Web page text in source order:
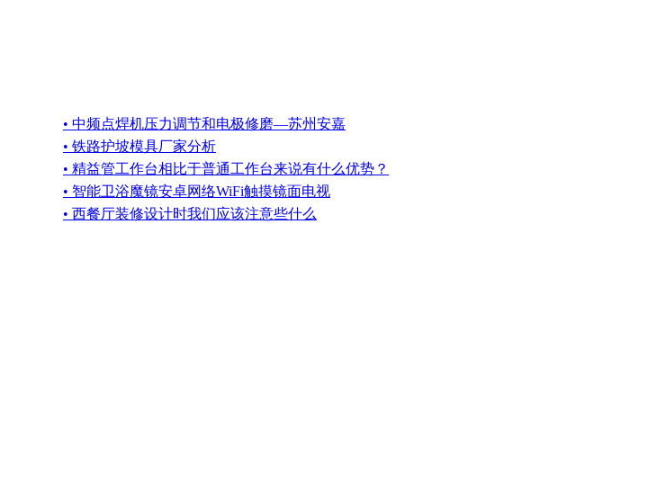
• 中频点焊机压力调节和电极修磨—苏州安嘉
• 铁路护坡模具厂家分析
• 精益管工作台相比于普通工作台来说有什么优势？
• 智能卫浴魔镜安卓网络WiFi触摸镜面电视
• 西餐厅装修设计时我们应该注意些什么